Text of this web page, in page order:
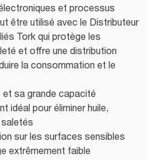
et processus
être utilisé avec le Distributeur
Tork qui protège les
et offre une distribution
la consommation et le
sa grande capacité
idéal pour éliminer huile,
sur les surfaces sensibles
extrêmement faible